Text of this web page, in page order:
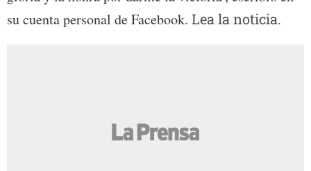
su cuenta personal de Facebook. Lea la noticia.